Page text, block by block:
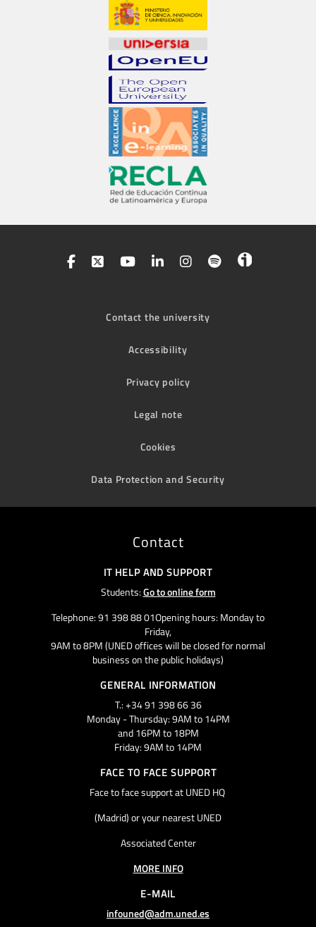
Contact the university
Accessibility
Privacy policy
Legal note
Cookies
Data Protection and Security
Contact
IT HELP AND SUPPORT
Students:Go to online form
Telephone: 91 398 88 01Opening hours: Monday to
Friday,
9AM to 8PM (UNED offices will be closed for normal
business on the public holidays)
GENERAL INFORMATION
T.: +34 91 398 66 36
Monday - Thursday: 9AM to 14PM
and 16PM to 18PM
Friday: 9AM to 14PM
FACE TO FACE SUPPORT
Face to face support at UNED HQ
(Madrid) or your nearest UNED
Associated Center
MORE INFO
E-MAIL
infouned@adm.uned.es